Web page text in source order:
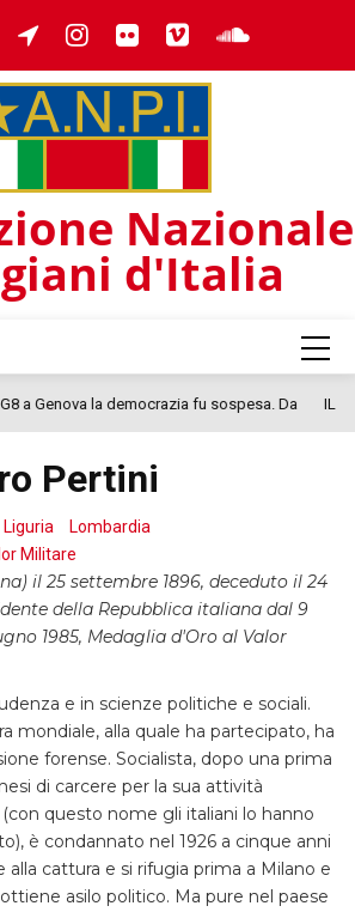
Nazionale
d'Italia
ITALIA, PASTASCIUTTA ANTIFASCISTA PER LA
Pertini
Liguria
Lombardia
Militare
il 25 settembre 1896, deceduto il 24
della Repubblica italiana dal 9
1985, Medaglia d'Oro al Valor
e in scienze politiche e sociali.
mondiale, alla quale ha partecipato, ha
forense. Socialista, dopo una prima
di carcere per la sua attività
questo nome gli italiani lo hanno
è condannato nel 1926 a cinque anni
alla cattura e si rifugia prima a Milano e
asilo politico. Ma pure nel paese